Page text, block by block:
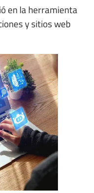
en la herramienta
y sitios web